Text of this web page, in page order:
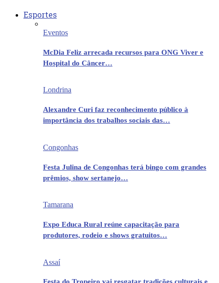
Esportes
Eventos
McDia Feliz arrecada recursos para ONG Viver e
Hospital do Câncer…
Londrina
Alexandre Curi faz reconhecimento público à
importância dos trabalhos sociais das…
Congonhas
Festa Julina de Congonhas terá bingo com grandes
prêmios, show sertanejo…
Tamarana
Expo Educa Rural reúne capacitação para
produtores, rodeio e shows gratuitos…
Assaí